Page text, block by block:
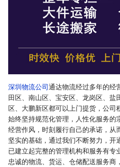
深圳物流公司通达物流经过多年的经
田区、南山区、宝安区、龙岗区、盐
区、大鹏新区都可以上门提货，公司
始终坚持规范化管理，人性化服务的
经营作风，时刻履行自己的承诺，从
坚实的基础，通过我们不断努力，开
已建立起完整的管理机构和服务有专
忠诚的物流、货运、仓储配送服务商